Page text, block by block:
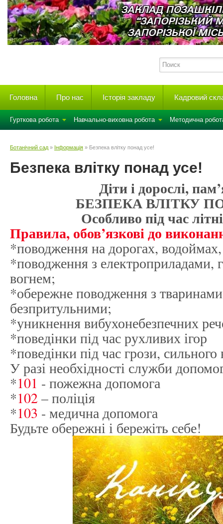
Головна Про нас Історія закладу Кадровий
Гурткова робота Навчально-виховна робота Методична
Ботанічний сад » Інформація » Безпека влітку понад усе!
Безпека влітку понад усе!
Діти і дорослі,
БЕЗПЕКА ВЛІТКУ
Особливо під час
Правила, обов’язкові до
*поводження на дорогах, водоймах,
*поводження з електроприладами,
вогнем;
*обережне поводження з
безпритульними;
*уникнення вибухонебезпечних
*поведінки під час рухливих ігор
*поведінки під час грози, сильного
У разі необхідності служби
*101 - пожежна допомога
*102 – поліція
*103 - медична допомога
Будьте обережні і бережіть себе!